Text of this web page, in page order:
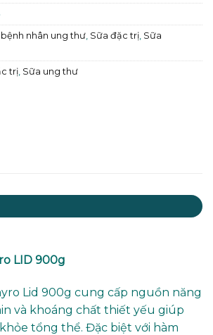
nhân ung thư, Sữa đặc trị, Sữa
trị, Sữa ung thư
LID 900g
Lid 900g cung cấp nguồn năng
và khoáng chất thiết yếu giúp
tổng thể. Đặc biệt với hàm